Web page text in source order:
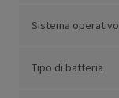
Sistema operativo
Tipo di batteria